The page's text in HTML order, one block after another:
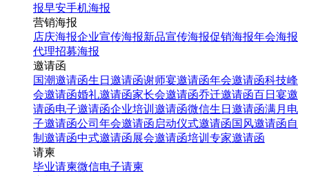
报早安手机海报
营销海报
店庆海报企业宣传海报新品宣传海报促销海报年会海报
代理招募海报
邀请函
国潮邀请函生日邀请函谢师宴邀请函年会邀请函科技峰
会邀请函婚礼邀请函家长会邀请函乔迁邀请函百日宴邀
请函电子邀请函企业培训邀请函微信生日邀请函满月电
子邀请函公司年会邀请函 启动仪式邀请函国风邀请函自
制邀请函中式邀请函展会邀请函培训专家邀请函
请柬
毕业请柬微信电子请柬